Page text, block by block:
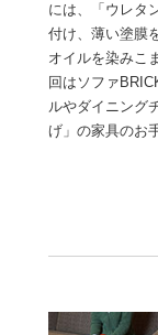
には、「ウレタ
付け、薄い塗膜
オイルを染みこ
回はソファ
ルやダイニング
げ」の家具のお